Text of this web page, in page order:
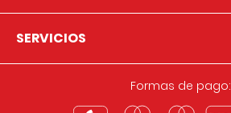
SERVICIOS
Formas de pago: